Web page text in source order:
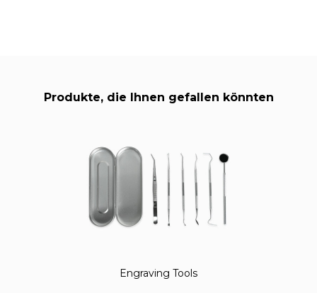
Produkte, die Ihnen gefallen könnten
Engraving Tools